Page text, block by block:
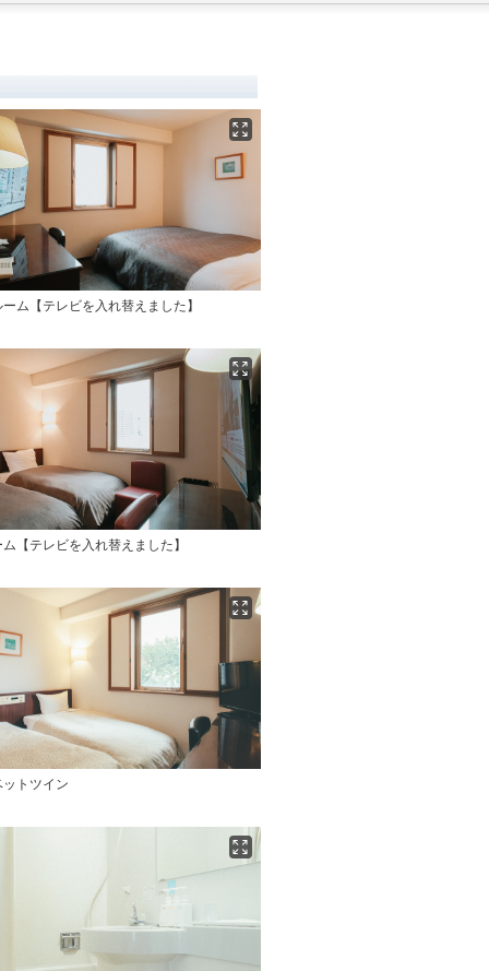
ーム【テレビを入れ替えました】
【テレビを入れ替えました】
トツイン